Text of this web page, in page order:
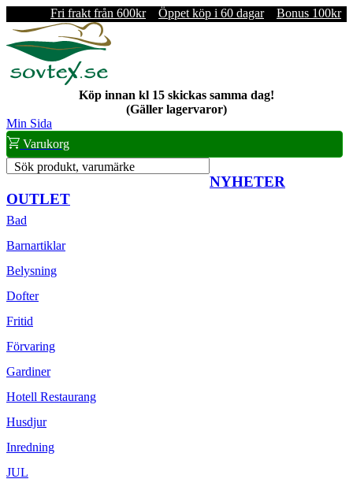
Fri frakt från 600kr Öppet köp i 60 dagar Bonus 100kr
Köp innan kl 15 skickas samma dag!
(Gäller lagervaror)
Min Sida
Varukorg
Sök produkt, varumärke
NYHETER
OUTLET
Bad
Barnartiklar
Belysning
Dofter
Fritid
Förvaring
Gardiner
Hotell Restaurang
Husdjur
Inredning
JUL